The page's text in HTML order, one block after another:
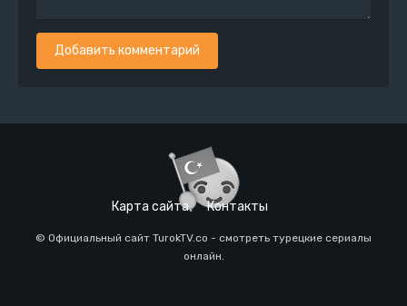
Добавить комментарий
Карта сайта Контакты
© Официальный сайт TurokTV.co - смотреть турецкие сериалы
онлайн.